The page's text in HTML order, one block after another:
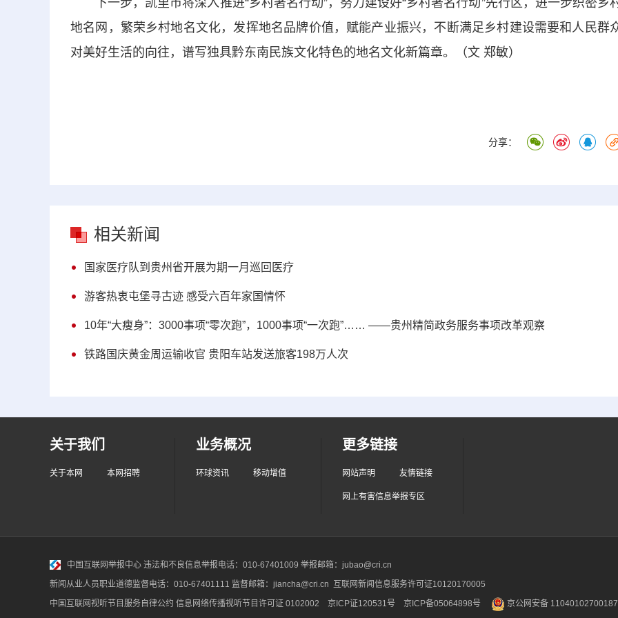
下一步，凯里市将深入推进“乡村著名行动”，努力建设好“乡村著名行动”先行区，进一步织密乡
地名网，繁荣乡村地名文化，发挥地名品牌价值，赋能产业振兴，不断满足乡村建设需要和人民群
对美好生活的向往，谱写独具黔东南民族文化特色的地名文化新篇章。（文 郑敏）
分享：
相关新闻
国家医疗队到贵州省开展为期一月巡回医疗
游客热衷屯堡寻古迹 感受六百年家国情怀
10年“大瘦身”：3000事项“零次跑”，1000事项“一次跑”…… ——贵州精简政务服务事项改革观察
铁路国庆黄金周运输收官 贵阳车站发送旅客198万人次
关于我们
关于本网 本网招聘
业务概况
环球资讯 移动增值
更多链接
网站声明 友情链接
网上有害信息举报专区
中国互联网举报中心 违法和不良信息举报电话：010-67401009 举报邮箱：jubao@cri.cn
新闻从业人员职业道德监督电话：010-67401111 监督邮箱：jiancha@cri.cn 互联网新闻信息服务许可证10120170005
中国互联网视听节目服务自律公约 信息网络传播视听节目许可证 0102002 京ICP证120531号 京ICP备05064898号 京公网安备